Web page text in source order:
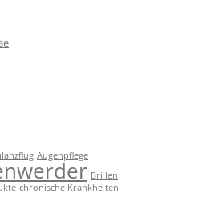
Augenpflege
Brillen
chronische Krankheiten